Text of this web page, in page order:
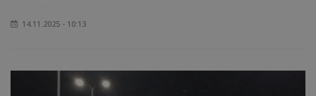
14.11.2025 - 10:13